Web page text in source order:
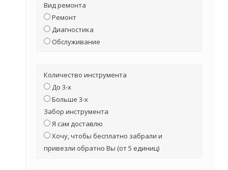
Вид ремонта
Ремонт
Диагностика
Обслуживание
Количество инструмента
До 3-х
Больше 3-х
Забор инструмента
Я сам доставлю
Хочу, чтобы бесплатно забрали и
привезли обратно Вы (от 5 единиц)